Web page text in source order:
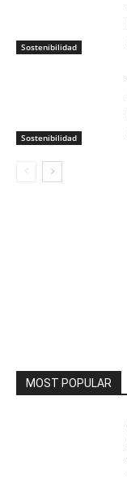
Sostenibilidad
Sostenibilidad
MOST POPULAR